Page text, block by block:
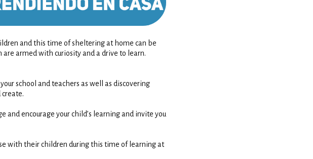
and this time of sheltering at home can be
armed with curiosity and a drive to learn.
school and teachers as well as discovering
and encourage your child’s learning and invite you
with their children during this time of learning at